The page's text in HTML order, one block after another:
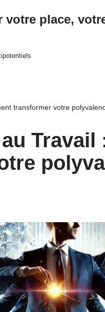
place,
transformer votre
Travail